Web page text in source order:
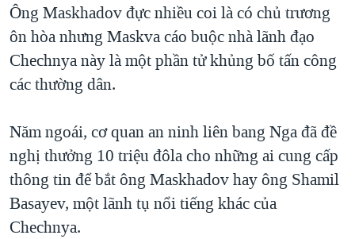
TRỊNH VĨNH BÌNH VS. CHÍNH PHỦ VIỆT NAM
NGƯ DÂN VIỆT VÀ LÀN SÓNG TRỘM HẢI SÂM
BÊN KIA QUỐC LỘ: TIẾNG VỌNG TỪ NÔNG THÔN MỸ
QUAN HỆ VIỆT MỸ
Ông Maskhadov đực nhiều coi là có chủ trương
ôn hòa nhưng Maskva cáo buộc nhà lãnh đạo
Chechnya này là một phần tử khủng bố tấn công
các thường dân.
Năm ngoái, cơ quan an ninh liên bang Nga đã đề
nghị thưởng 10 triệu đôla cho những ai cung cấp
thông tin để bắt ông Maskhadov hay ông Shamil
Basayev, một lãnh tụ nổi tiếng khác của
Chechnya.